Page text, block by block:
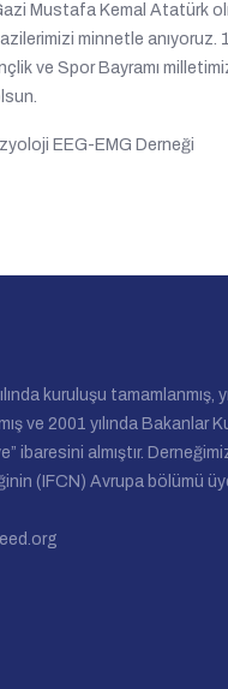
Mustafa Kemal Atatürk
minnetle anıyoruz.
ve Spor Bayramı
EEG-EMG Derneği
kuruluşu tamamlanmış,
ve 2001 yılında Bakanlar
ibaresini almıştır.
(IFCN) Avrupa bölümü